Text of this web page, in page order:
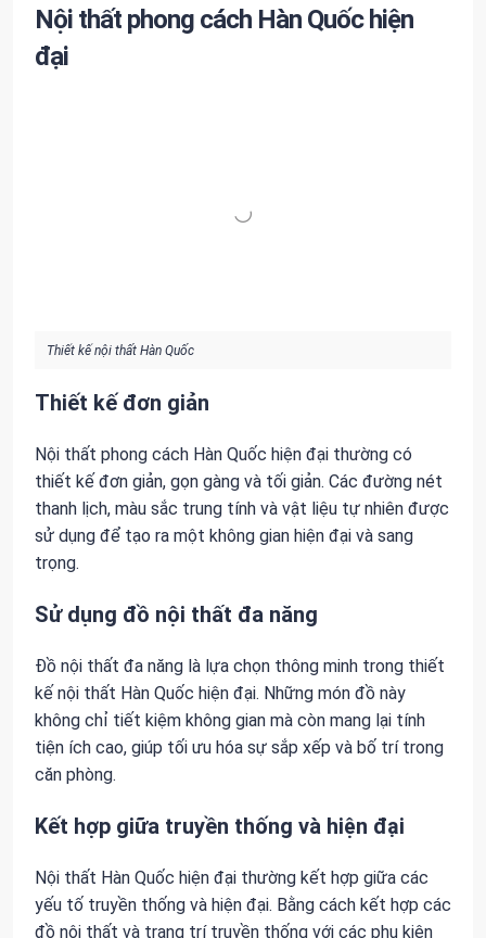
Nội thất phong cách Hàn Quốc hiện
đại
Thiết kế nội thất Hàn Quốc
Thiết kế đơn giản
Nội thất phong cách Hàn Quốc hiện đại thường có
thiết kế đơn giản, gọn gàng và tối giản. Các đường nét
thanh lịch, màu sắc trung tính và vật liệu tự nhiên được
sử dụng để tạo ra một không gian hiện đại và sang
trọng.
Sử dụng đồ nội thất đa năng
Đồ nội thất đa năng là lựa chọn thông minh trong thiết
kế nội thất Hàn Quốc hiện đại. Những món đồ này
không chỉ tiết kiệm không gian mà còn mang lại tính
tiện ích cao, giúp tối ưu hóa sự sắp xếp và bố trí trong
căn phòng.
Kết hợp giữa truyền thống và hiện đại
Nội thất Hàn Quốc hiện đại thường kết hợp giữa các
yếu tố truyền thống và hiện đại. Bằng cách kết hợp các
đồ nội thất và trang trí truyền thống với các phụ kiện